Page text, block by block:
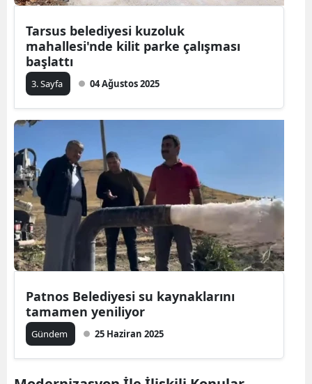
Tarsus belediyesi kuzoluk
mahallesi'nde kilit parke çalışması
başlattı
3. Sayfa 04 Ağustos 2025
Patnos Belediyesi su kaynaklarını
tamamen yeniliyor
Gündem 25 Haziran 2025